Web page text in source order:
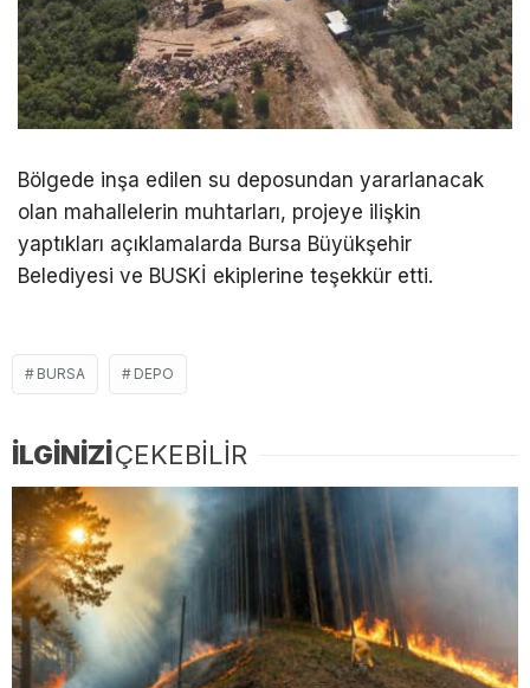
Bölgede inşa edilen su deposundan yararlanacak
olan mahallelerin muhtarları, projeye ilişkin
yaptıkları açıklamalarda Bursa Büyükşehir
Belediyesi ve BUSKİ ekiplerine teşekkür etti.
BURSA DEPO
İLGİNİZİÇEKEBİLİR